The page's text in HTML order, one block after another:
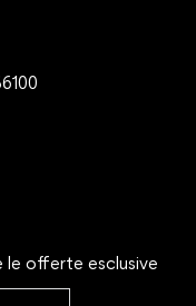
le offerte esclusive